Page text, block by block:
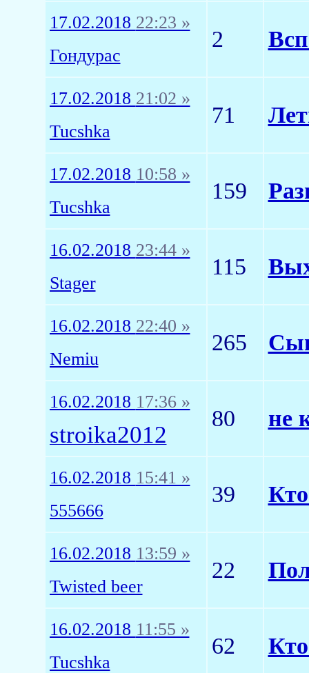
17.02.2018 22:23 »
Гондурас
2
17.02.2018 21:02 »
Tucshka
71
17.02.2018 10:58 »
Tucshka
159
16.02.2018 23:44 »
Stager
115
16.02.2018 22:40 »
Nemiu
265
16.02.2018 17:36 »
stroika2012
80 не
16.02.2018 15:41 »
555666
39
16.02.2018 13:59 »
Twisted beer
22
16.02.2018 11:55 »
Tucshka
62